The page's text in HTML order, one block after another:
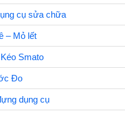
cụ sửa chữa
– Mỏ lết
Smato
Đo
dụng cụ